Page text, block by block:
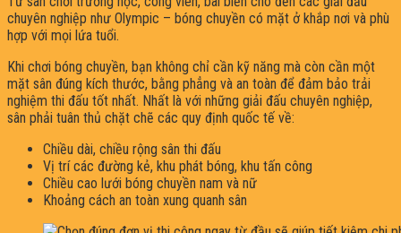
chuyên nghiệp như Olympic – bóng chuyền có mặt ở khắp nơi và phù
hợp với mọi lứa tuổi.
Khi chơi bóng chuyền, bạn không chỉ cần kỹ năng mà còn cần một
mặt sân đúng kích thước, bằng phẳng và an toàn để đảm bảo trải
nghiệm thi đấu tốt nhất. Nhất là với những giải đấu chuyên nghiệp,
sân phải tuân thủ chặt chẽ các quy định quốc tế về:
Chiều dài, chiều rộng sân thi đấu
Vị trí các đường kẻ, khu phát bóng, khu tấn công
Chiều cao lưới bóng chuyền nam và nữ
Khoảng cách an toàn xung quanh sân